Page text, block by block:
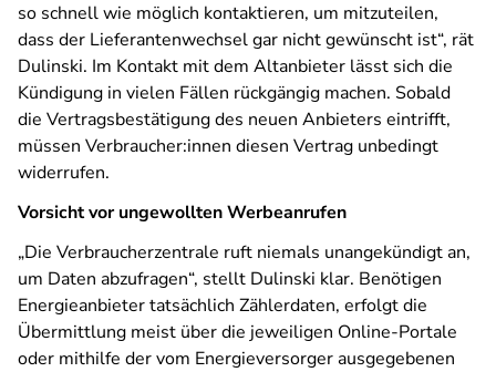
so schnell wie möglich kontaktieren, um mitzuteilen,
dass der Lieferantenwechsel gar nicht gewünscht ist“, rät
Dulinski. Im Kontakt mit dem Altanbieter lässt sich die
Kündigung in vielen Fällen rückgängig machen. Sobald
die Vertragsbestätigung des neuen Anbieters eintrifft,
müssen Verbraucher:innen diesen Vertrag unbedingt
widerrufen.
Vorsicht vor ungewollten Werbeanrufen
„Die Verbraucherzentrale ruft niemals unangekündigt an,
um Daten abzufragen“, stellt Dulinski klar. Benötigen
Energieanbieter tatsächlich Zählerdaten, erfolgt die
Übermittlung meist über die jeweiligen Online-Portale
oder mithilfe der vom Energieversorger ausgegebenen